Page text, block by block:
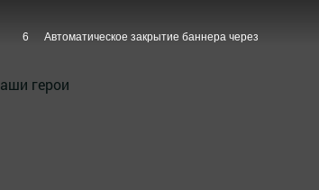
герои
6 Автоматическое закрытие баннера через